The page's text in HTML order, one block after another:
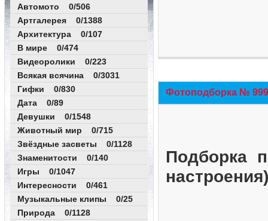
Автомото 0/506
Артгалерея 0/1388
Архитектура 0/107
В мире 0/474
Видеоролики 0/223
Всякая всячина 0/3031
Гифки 0/830
Дата 0/89
Девушки 0/1548
Животный мир 0/715
Звёздные засветы 0/1128
Знаменитости 0/140
Игры 0/1047
Интересности 0/461
Музыкальные клипы 0/25
Природа 0/1128
Фотоподборка №
Подборка